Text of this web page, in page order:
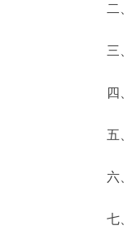
走進北京
二、
三、
四、
五、
六、
七、